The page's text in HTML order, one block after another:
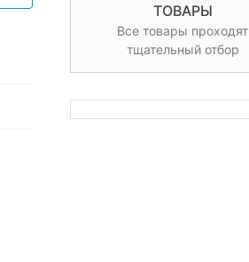
ТОВАРЫ
Все товары проходят
тщательный отбор